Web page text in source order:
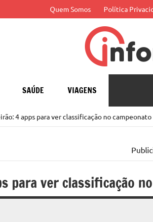
Quem Somos Política
SAÚDE VIAGENS
4 apps para ver classificação no campeonato
para ver classificação